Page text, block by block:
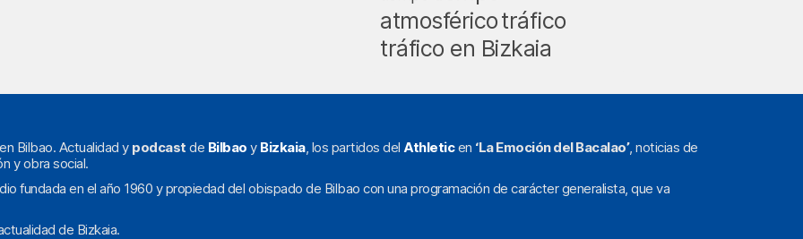
atmosféricotráfico
tráfico en Bizkaia
Bilbao. Actualidad y podcast de Bilbao y Bizkaia, los partidos del Athleticen ‘La Emoción del Bacalao’, noticias de
y obra social.
fundada en el año 1960 y propiedad del obispado de Bilbao con una programación de carácter generalista, que va
de Bizkaia.